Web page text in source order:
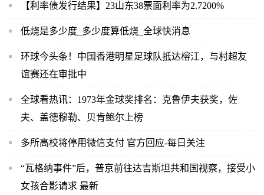
【利率债发行结果】23山东38票面利率为2.7200%
低烧是多少度_多少度算低烧_全球快消息
环球今头条！中国香港明星足球队抵达榕江，与村超友
谊赛还在审批中
全球看热讯：1973年金球奖排名：克鲁伊夫获奖，佐
夫、盖德穆勒、贝肯鲍尔上榜
多所高校将停用微信支付 官方回应-每日关注
“瓦格纳事件”后，普京前往达吉斯坦共和国视察，接受小
女孩合影请求 最新